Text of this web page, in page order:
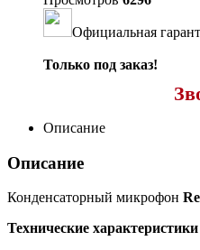
Официальная
Только под заказ!
Описание
Описание
Конденсаторный микрофон
Технические